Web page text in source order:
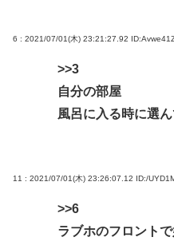
6 : 2021/07/01(木) 23:21:27.92
>>3
自分の部屋
風呂に入る時に選
11 : 2021/07/01(木) 23:26:07.12 ID:/
>>6
ラブホのフロント